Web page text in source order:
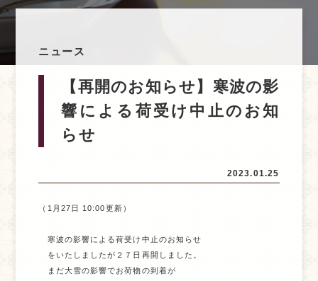
ニュース
【再開のお知らせ】寒波の影
響による荷受け中止のお知
らせ
2023.01.25
（1月27日 10:00更新）
寒波の影響による荷受け中止のお知らせ
をいたしましたが２７日再開しました。
まだ大雪の影響でお荷物の到着が